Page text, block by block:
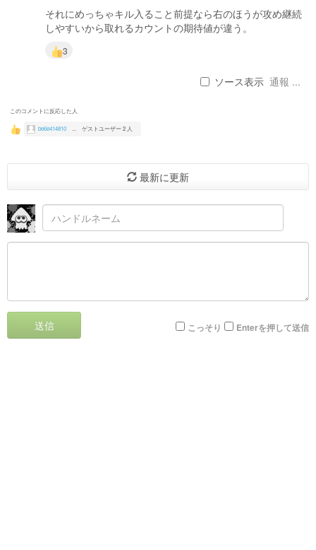
それにめっちゃキル入ること前提なら右のほうが攻め継続
しやすいから取れるカウントの期待値が違う。
3
ソース表示 通報 ...
このコメントに反応した人
be6e414810 ゲストユーザー 2 人
最新に更新
送信 こっそり Enterを押して送信